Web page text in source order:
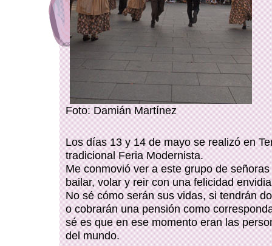
Foto: Damián Martínez
Los días 13 y 14 de mayo se realizó en
tradicional Feria Modernista.
Me conmovió ver a este grupo de
bailar, volar y reir con una felicidad
No sé cómo serán sus vidas, si tendrán
o cobrarán una pensión como
sé es que en ese momento eran las
del mundo.